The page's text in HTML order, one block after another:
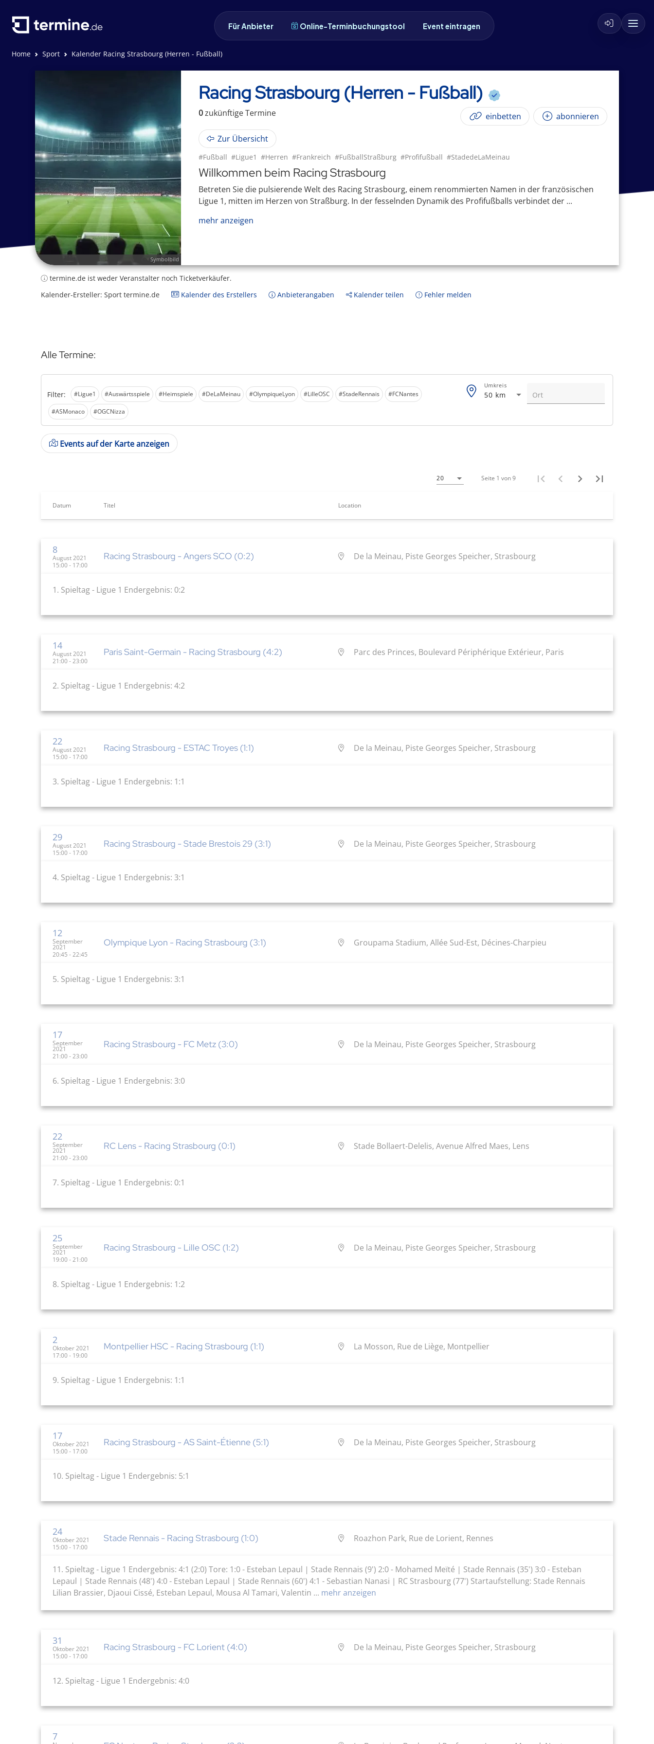
Für Anbieter Online-Terminbuchungstool Event eintragen
Home Sport Kalender Racing Strasbourg (Herren - Fußball)
Symbolbild
Racing Strasbourg (Herren - Fußball)
0zukünftigeTermine einbetten abonnieren
Zur Übersicht
#Fußball #Ligue1 #Herren #Frankreich #FußballStraßburg #Profifußball #StadedeLaMeinau
Willkommen beim Racing Strasbourg
Betreten Sie die pulsierende Welt des Racing Strasbourg, einem renommierten Namen in der französischen
Ligue 1, mitten im Herzen von Straßburg. In der fesselnden Dynamik des Profifußballs verbindet der ...
mehr anzeigen
termine.de ist weder Veranstalter noch Ticketverkäufer.
Kalender-Ersteller: Sport termine.de
Kalender des Erstellers Anbieterangaben Kalender teilen Fehler melden
Alle Termine:
Filter: #Ligue1 #Auswärtsspiele #Heimspiele #DeLaMeinau #OlympiqueLyon #LilleOSC #StadeRennais #FCNantes
#ASMonaco #OGCNizza
50 km
Umkreis
Events auf der Karte anzeigen
20 Seite 1 von 9
Datum Titel Location
8
August 2021
15:00 - 17:00
Racing Strasbourg - Angers SCO (0:2) De la Meinau, Piste Georges Speicher, Strasbourg
1. Spieltag - Ligue 1 Endergebnis: 0:2
14
August 2021
21:00 - 23:00
Paris Saint-Germain - Racing Strasbourg (4:2) Parc des Princes, Boulevard Périphérique Extérieur, Paris
2. Spieltag - Ligue 1 Endergebnis: 4:2
22
August 2021
15:00 - 17:00
Racing Strasbourg - ESTAC Troyes (1:1) De la Meinau, Piste Georges Speicher, Strasbourg
3. Spieltag - Ligue 1 Endergebnis: 1:1
29
August 2021
15:00 - 17:00
Racing Strasbourg - Stade Brestois 29 (3:1) De la Meinau, Piste Georges Speicher, Strasbourg
4. Spieltag - Ligue 1 Endergebnis: 3:1
12
September
2021
20:45 - 22:45
Olympique Lyon - Racing Strasbourg (3:1) Groupama Stadium, Allée Sud-Est, Décines-Charpieu
5. Spieltag - Ligue 1 Endergebnis: 3:1
17
September
2021
21:00 - 23:00
Racing Strasbourg - FC Metz (3:0) De la Meinau, Piste Georges Speicher, Strasbourg
6. Spieltag - Ligue 1 Endergebnis: 3:0
22
September
2021
21:00 - 23:00
RC Lens - Racing Strasbourg (0:1) Stade Bollaert-Delelis, Avenue Alfred Maes, Lens
7. Spieltag - Ligue 1 Endergebnis: 0:1
25
September
2021
19:00 - 21:00
Racing Strasbourg - Lille OSC (1:2) De la Meinau, Piste Georges Speicher, Strasbourg
8. Spieltag - Ligue 1 Endergebnis: 1:2
2
Oktober 2021
17:00 - 19:00
Montpellier HSC - Racing Strasbourg (1:1) La Mosson, Rue de Liège, Montpellier
9. Spieltag - Ligue 1 Endergebnis: 1:1
17
Oktober 2021
15:00 - 17:00
Racing Strasbourg - AS Saint-Étienne (5:1) De la Meinau, Piste Georges Speicher, Strasbourg
10. Spieltag - Ligue 1 Endergebnis: 5:1
24
Oktober 2021
15:00 - 17:00
Stade Rennais - Racing Strasbourg (1:0) Roazhon Park, Rue de Lorient, Rennes
11. Spieltag - Ligue 1 Endergebnis: 4:1 (2:0) Tore: 1:0 - Esteban Lepaul | Stade Rennais (9') 2:0 - Mohamed Meïté | Stade Rennais (35') 3:0 - Esteban
Lepaul | Stade Rennais (48') 4:0 - Esteban Lepaul | Stade Rennais (60') 4:1 - Sebastian Nanasi | RC Strasbourg (77') Startaufstellung: Stade Rennais
Lilian Brassier, Djaoui Cissé, Esteban Lepaul, Mousa Al Tamari, Valentin ... mehr anzeigen
31
Oktober 2021
15:00 - 17:00
Racing Strasbourg - FC Lorient (4:0) De la Meinau, Piste Georges Speicher, Strasbourg
12. Spieltag - Ligue 1 Endergebnis: 4:0
7